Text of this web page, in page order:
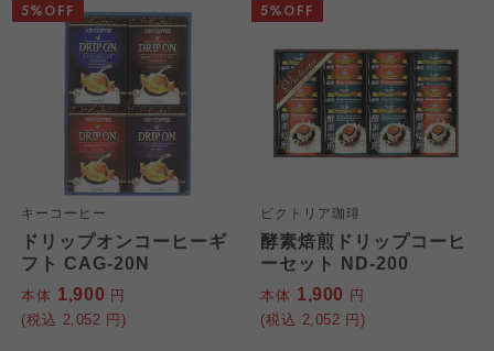
キーコーヒー
ドリップオンコーヒーギ
フト CAG-20N
本体 1,900 円
(税込 2,052 円)
5%OFF
ビクトリア珈琲
酵素焙煎ドリップコーヒ
ーセット ND-200
本体 1,900 円
(税込 2,052 円)
5%OFF